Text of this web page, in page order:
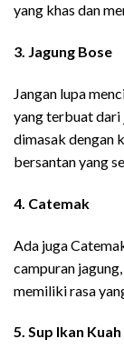
yang khas dan
3. Jagung Bose
Jangan lupa
yang terbuat dari
dimasak dengan
bersantan yang
4. Catemak
Ada juga
campuran
memiliki rasa
5. Sup Ikan